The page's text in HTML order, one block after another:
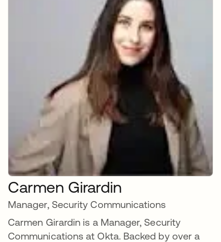
Carmen Girardin
Manager, Security Communications
Carmen Girardin is a Manager, Security
Communications at Okta. Backed by over a